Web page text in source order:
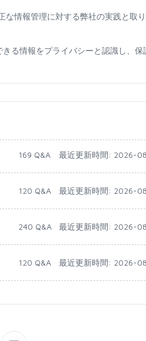
情報管理に対する弊社の実践と取
る情報をプライバシーと認識し、保
169 Q&A 最近更新時間: 2026-
120 Q&A 最近更新時間: 2026-
240 Q&A 最近更新時間: 2026-
120 Q&A 最近更新時間: 2026-